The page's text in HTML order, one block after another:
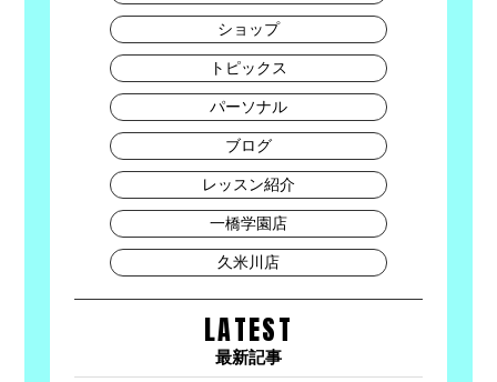
ショップ
トピックス
パーソナル
ブログ
レッスン紹介
一橋学園店
久米川店
LATEST
最新記事